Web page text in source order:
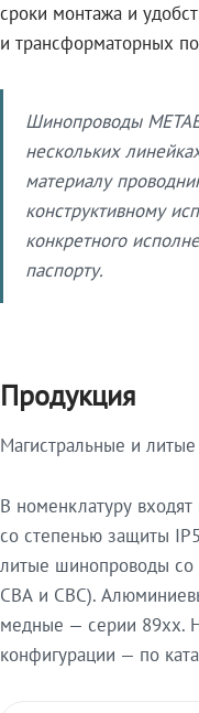
сроки монтажа и
и трансформаторных
Шинопроводы
нескольких
материалу
конструктивному
конкретного
паспорту.
Продукция
Магистральные и
В номенклатуру
со степенью защиты
литые шинопроводы
СВА и СВС).
медные — серии 89xx.
конфигурации — по